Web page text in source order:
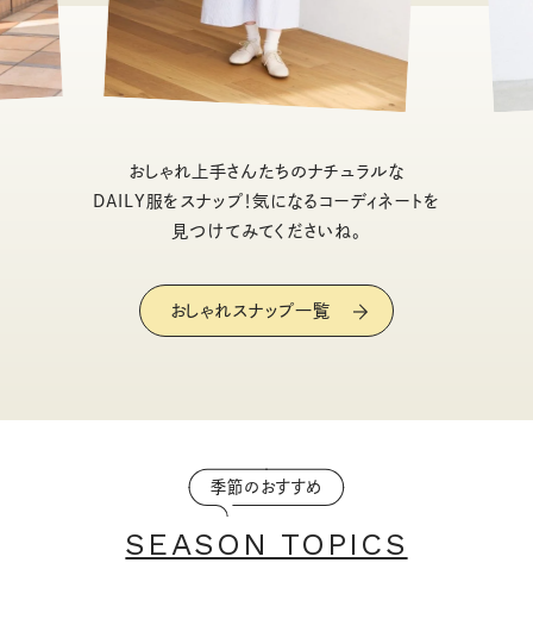
おしゃれ上手さんたちのナチュラルな
DAILY服をスナップ！気になるコーディネートを
見つけてみてくださいね。
おしゃれスナップ一覧
季節のおすすめ
SEASON TOPICS